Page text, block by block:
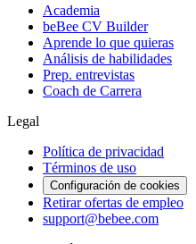
Academia
beBee CV Builder
Aprende lo que quieras
Análisis de habilidades
Prep. entrevistas
Coach de Carrera
Legal
Política de privacidad
Términos de uso
Configuración de cookies
Retirar ofertas de empleo
support@bebee.com